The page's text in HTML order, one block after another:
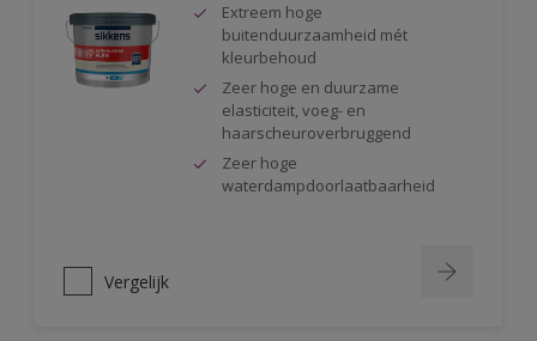
Extreem hoge
buitenduurzaamheid mét
kleurbehoud
Zeer hoge en duurzame
elasticiteit, voeg- en
haarscheuroverbruggend
Zeer hoge
waterdampdoorlaatbaarheid
Vergelijk